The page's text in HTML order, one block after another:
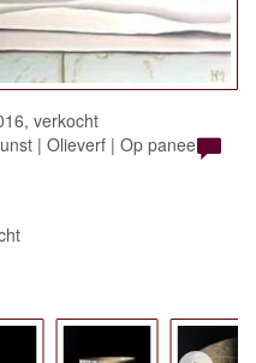
verkocht
| Olieverf | Op paneel